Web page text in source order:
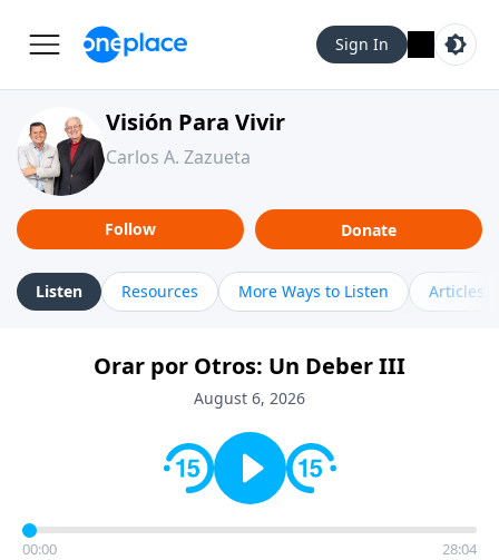
Sign In
Visión Para Vivir
Carlos A. Zazueta
Follow Donate
Listen Resources More Ways to Listen Articles
Orar por Otros: Un Deber III
August 6, 2026
00:00 28:04